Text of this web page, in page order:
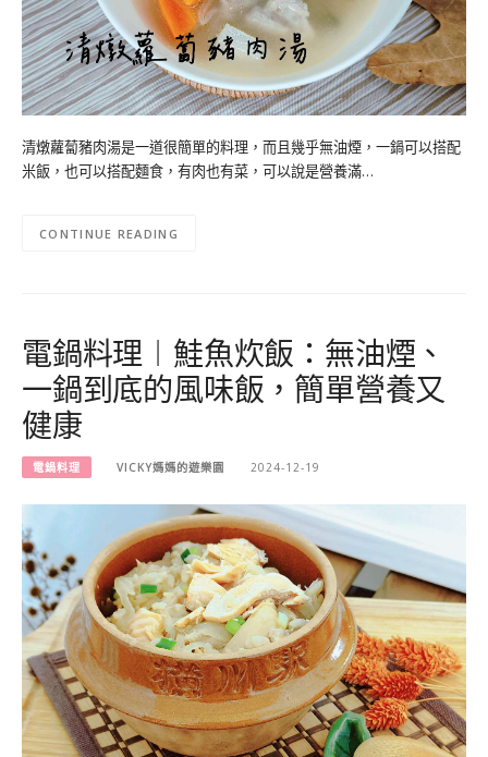
清燉蘿蔔豬肉湯是一道很簡單的料理，而且幾乎無油煙，一鍋可以搭配
米飯，也可以搭配麵食，有肉也有菜，可以說是營養滿…
CONTINUE READING
電鍋料理︱鮭魚炊飯：無油煙、
一鍋到底的風味飯，簡單營養又
健康
電鍋料理 VICKY媽媽的遊樂園 2024-12-19